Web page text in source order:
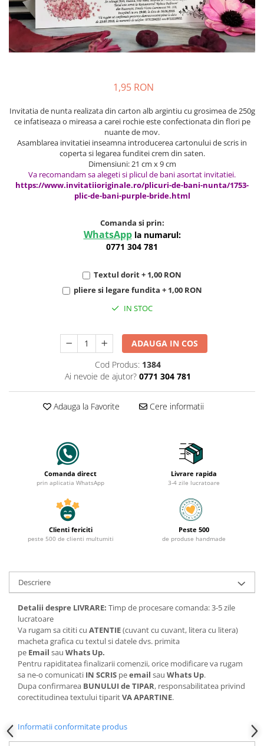
Meniuri & nr de BOTEZ
Plicuri si cartoane pentru INVITATII
TAVA pentru MOT
Trusouri & Lumanari Botez
Pahare Miri & Nasi
Cocarde nunta
Inmormatare/pomana
1,95 RON
Invitatia de nunta realizata din carton alb argintiu cu grosimea de 250g
ce infatiseaza o mireasa a carei rochie este confectionata din flori pe
nuante de mov.
Asamblarea invitatiei inseamna introducerea cartonului de scris in
coperta si legarea funditei crem din saten.
Dimensiuni: 21 cm x 9 cm
Va recomandam sa alegeti si plicul de bani asortat invitatiei.
https://www.invitatiioriginale.ro/plicuri-de-bani-nunta/1753-
plic-de-bani-purple-bride.html
Comanda si prin:
WhatsApp la numarul:
0771 304 781
Textul dorit + 1,00 RON
pliere si legare fundita + 1,00 RON
IN STOC
ADAUGA IN COS
Cod Produs: 1384
Ai nevoie de ajutor? 0771 304 781
Adauga la Favorite Cere informatii
Comanda direct
prin aplicatia WhatsApp
Livrare rapida
3-4 zile lucratoare
Clienti fericiti
peste 500 de clienti multumiti
Peste 500
de produse handmade
Descriere
Detalii despre LIVRARE: Timp de procesare comanda: 3-5 zile
lucratoare
Va rugam sa cititi cu ATENTIE(cuvant cu cuvant, litera cu litera)
macheta grafica cu textul si datele dvs. primita
pe Email sau Whats Up.
Pentru rapiditatea finalizarii comenzii, orice modificare va rugam
sa ne-o comunicati IN SCRIS peemail sau Whats Up.
Dupa confirmarea BUNULUI de TIPAR, responsabilitatea privind
corectitudinea textului tiparitVA APARTINE.
Informatii conformitate produs